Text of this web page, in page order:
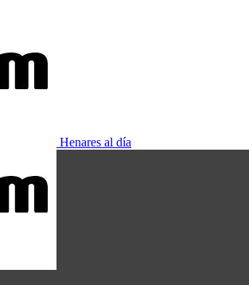
Henares al día